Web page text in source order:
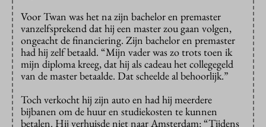
Voor Twan was het na zijn bachelor en premaster
vanzelfsprekend dat hij een master zou gaan volgen,
ongeacht de financiering. Zijn bachelor en premaster
had hij zelf betaald. “Mijn vader was zo trots toen ik
mijn diploma kreeg, dat hij als cadeau het collegegeld
van de master betaalde. Dat scheelde al behoorlijk.”
Toch verkocht hij zijn auto en had hij meerdere
bijbanen om de huur en studiekosten te kunnen
betalen. Hij verhuisde niet naar Amsterdam: “Tijdens